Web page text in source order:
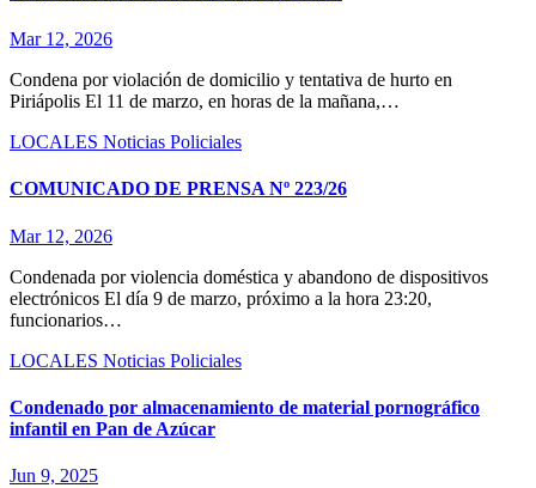
Mar 12, 2026
Condena por violación de domicilio y tentativa de hurto en
Piriápolis El 11 de marzo, en horas de la mañana,…
LOCALES Noticias Policiales
COMUNICADO DE PRENSA Nº 223/26
Mar 12, 2026
Condenada por violencia doméstica y abandono de dispositivos
electrónicos El día 9 de marzo, próximo a la hora 23:20,
funcionarios…
LOCALES Noticias Policiales
Condenado por almacenamiento de material pornográfico
infantil en Pan de Azúcar
Jun 9, 2025